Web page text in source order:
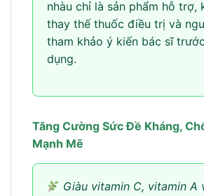
nhàu chỉ là sản phẩm hỗ trợ,
thay thế thuốc điều trị và
tham khảo ý kiến bác sĩ
dụng.
Tăng Cường Sức Đề Kháng,
Mạnh Mẽ
Giàu vitamin C, vitamin A